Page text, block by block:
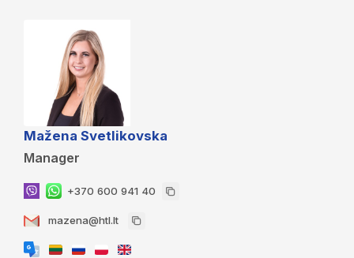
Mažena Svetlikovska
Manager
+370 600 941 40
mazena@htl.lt